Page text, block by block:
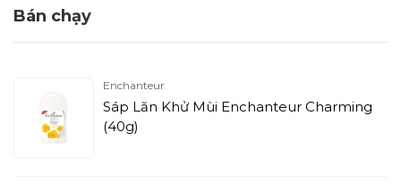
Bán chạy
Enchanteur
Sáp Lăn Khử Mùi Enchanteur Charming
(40g)